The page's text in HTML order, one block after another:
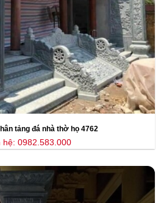
tảng đá nhà thờ họ 4762
hệ: 0982.583.000